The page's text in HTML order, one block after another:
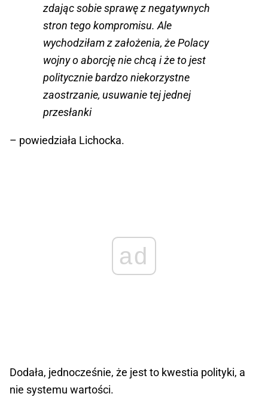
zdając sobie sprawę z negatywnych
stron tego kompromisu. Ale
wychodziłam z założenia, że Polacy
wojny o aborcję nie chcą i że to jest
politycznie bardzo niekorzystne
zaostrzanie, usuwanie tej jednej
przesłanki
– powiedziała Lichocka.
ad
Dodała, jednocześnie, że jest to kwestia polityki, a
nie systemu wartości.